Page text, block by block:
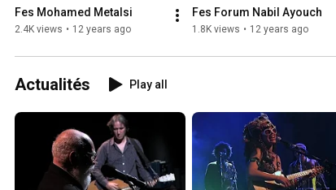
Fes Mohamed Metalsi
2.4K views • 12 years ago
Fes Forum Nabil Ayouch
1.8K views • 12 years ago
Actualités Play all